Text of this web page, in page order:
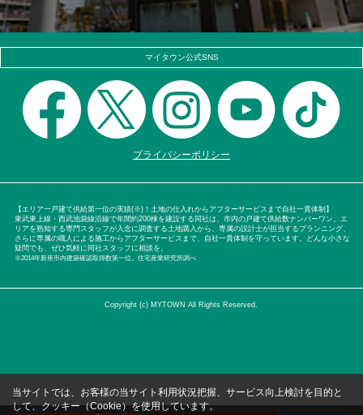
マイタウン公式SNS
プライバシーポリシー
【エリア一戸建て供給第一位の実績(※)！土地の仕入れからアフターサービスまで自社一貫体制】
東武東上線・西武池袋線沿線で年間約200棟を建設する同社は、市内の戸建て供給数ナンバーワン。エ
リアを熟知する専門スタッフが入念に調査する土地購入から、専属の設計士が担当するプランニング、
さらに専属の職人による施工からアフターサービスまで、自社一貫体制を守っています。どんな小さな
疑問でも、ぜひ気軽に同社スタッフに相談を。
※2014年新座市内建築確認取得数第一位。住宅産業研究所調べ
Copyright (c) MYTOWN All Rights Reserved.
当サイトでは、お客様の当サイト利用状況把握、サービス向上検討を目的と
して、クッキー（Cookie）を使用しています。